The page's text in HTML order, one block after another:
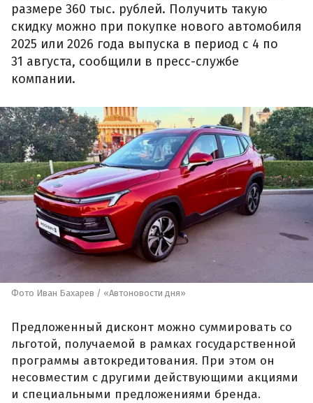
размере 360 тыс. рублей. Получить такую
скидку можно при покупке нового автомобиля
2025 или 2026 года выпуска в период с 4 по
31 августа, сообщили в пресс-службе
компании.
Фото Иван Бахарев / «Автоновости дня»
Предложенный дисконт можно суммировать со
льготой, получаемой в рамках государственной
программы автокредитования. При этом он
несовместим с другими действующими акциями
и специальными предложениями бренда.